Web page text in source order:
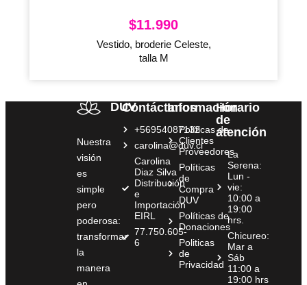
$11.990
Vestido, broderie Celeste,
talla M
DUV
Nuestra
visión
es
simple
pero
poderosa:
transformar
la
manera
Contáctanos
+56954087132
carolina@duv.cl
Carolina
Diaz Silva
Distribución
e
Importación
EIRL
77.750.605-
6
Información
Políticas de
Clientes
Proveedores
Políticas
de
Compra
DUV
Políticas de
Donaciones
Politicas
de
Privacidad
Horario
de
atención
La
Serena:
Lun -
vie:
10:00 a
19:00
hrs.
Chicureo:
Mar a
Sáb
11:00 a
19:00 hrs